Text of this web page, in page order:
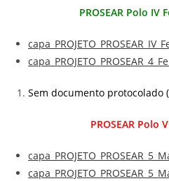
PROSEAR Polo IV
Sem documento protocolado
PROSEAR Polo